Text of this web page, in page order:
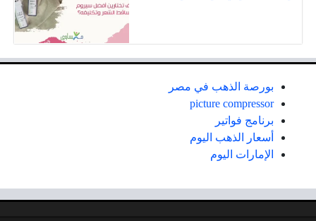
بورصة الذهب في مصر
picture compressor
برنامج فواتير
أسعار الذهب اليوم
الإمارات اليوم